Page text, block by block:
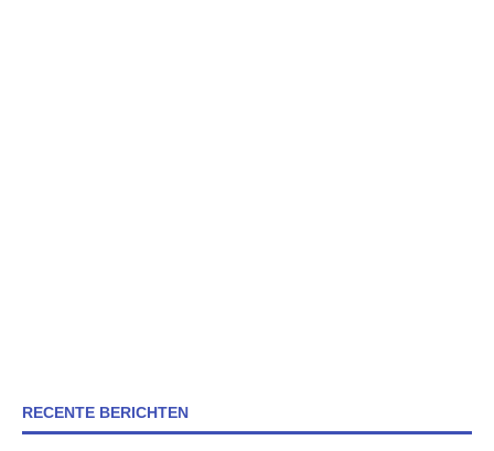
RECENTE BERICHTEN